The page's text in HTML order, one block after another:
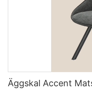
Äggskal Accent